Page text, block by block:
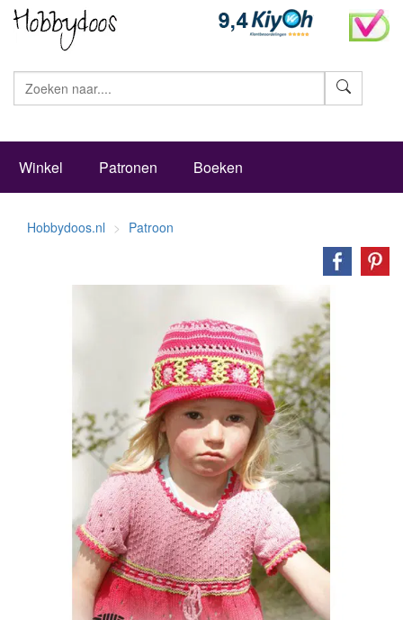
Winkel Patronen Boeken
Hobbydoos.nl Patroon